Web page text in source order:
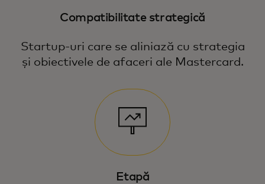
Compatibilitate strategică
Startup-uri care se aliniază cu strategia
și obiectivele de afaceri ale Mastercard.
Etapă